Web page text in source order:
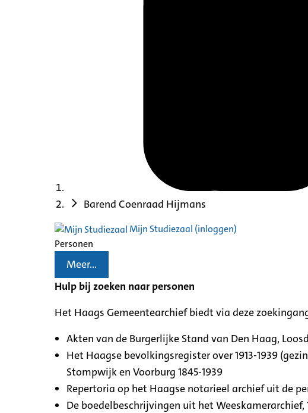
Barend Coenraad Hijmans
Mijn Studiezaal (inloggen)
Personen
Meer...
Hulp bij zoeken naar personen
Het Haags Gemeentearchief biedt via deze
Akten van de Burgerlijke Stand van Den Haag,
Het Haagse bevolkingsregister over 1913-1939
Stompwijk en Voorburg 1845-1939
Repertoria op het Haagse notarieel archief uit de
De boedelbeschrijvingen uit het Weeskamerarchief,